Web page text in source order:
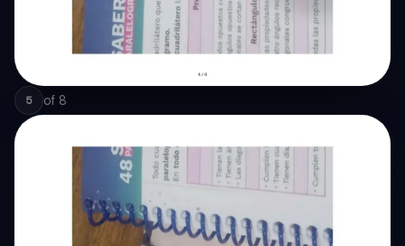
5 of 8